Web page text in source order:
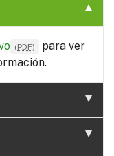
(PDF)
para ver